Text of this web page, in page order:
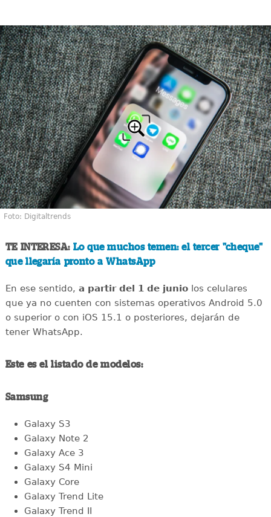
Foto: Digitaltrends
TE INTERESA: Lo que muchos temen: el tercer "cheque"
que llegaría pronto a WhatsApp
En ese sentido, a partir del 1 de juniolos celulares
que ya no cuenten con sistemas operativos Android 5.0
o superior o con iOS 15.1 o posteriores, dejarán de
tener WhatsApp.
Este es el listado de modelos:
Samsung
Galaxy S3
Galaxy Note 2
Galaxy Ace 3
Galaxy S4 Mini
Galaxy Core
Galaxy Trend Lite
Galaxy Trend II